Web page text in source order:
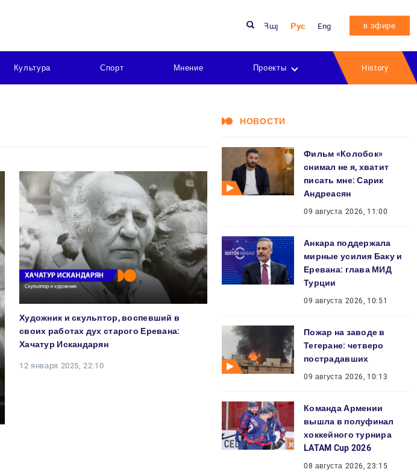
Հայ Рус Eng в эфире
Культура Спорт Мнение Проекты History
Художник и скульптор, воспевший в
своих работах дух старого Еревана:
Хачатур Искандарян
12 января 2025, 22:10
НОВОСТИ
Фильм «Колобок»
снимал не я, хватит
писать мне: Сарик
Андреасян
09 августа 2026, 11:00
Анкара поддержала
мирные усилия Баку и
Еревана: глава МИД
Турции
09 августа 2026, 10:51
Пожар на заводе в
Тегеране: четверо
пострадавших
09 августа 2026, 10:13
Команда Армении
вышла в полуфинал
хоккейного турнира
LATAM Cup 2026
08 августа 2026, 23:15